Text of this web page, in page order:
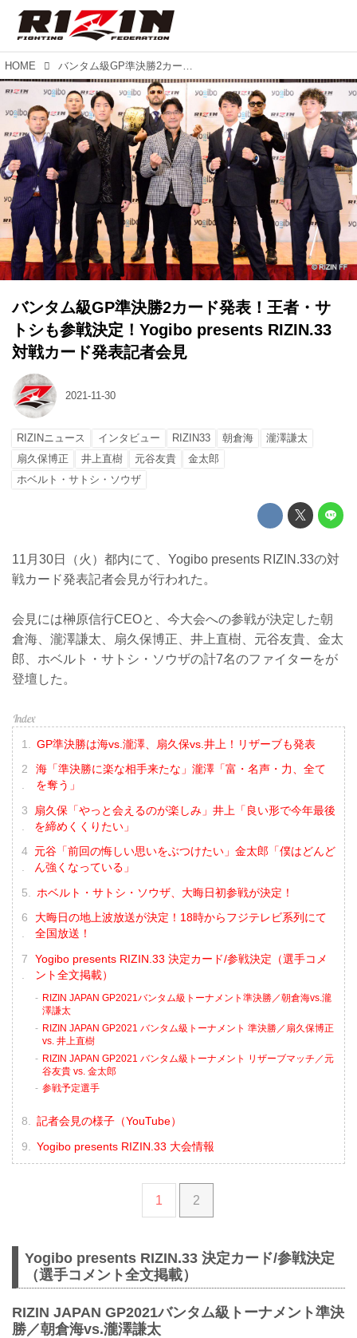
HOME バンタム級GP準決勝2カード発表！王者・サトシも参戦決定！Yogibo presents RIZIN.33 対戦カード発表記者会見
バンタム級GP準決勝2カード発表！王者・サ
トシも参戦決定！Yogibo presents RIZIN.33
対戦カード発表記者会見
2021-11-30
RIZINニュース インタビュー RIZIN33 朝倉海
瀧澤謙太
扇久保博正
井上直樹 元谷友貴
金太郎
ホベルト・サトシ・ソウザ
11月30日（火）都内にて、Yogibo presents RIZIN.33の対
戦カード発表記者会見が行われた。
会見には榊原信行CEOと、今大会への参戦が決定した朝
倉海、瀧澤謙太、扇久保博正、井上直樹、元谷友貴、金太
郎、ホベルト・サトシ・ソウザの計7名のファイターをが
登壇した。
GP準決勝は海vs.瀧澤、扇久保vs.井上！リザーブも発表
海「準決勝に楽な相手来たな」瀧澤「富・名声・力、全て
を奪う」
扇久保「やっと会えるのが楽しみ」井上「良い形で今年最後
を締めくくりたい」
元谷「前回の悔しい思いをぶつけたい」金太郎「僕はどんど
ん強くなっている」
ホベルト・サトシ・ソウザ、大晦日初参戦が決定！
大晦日の地上波放送が決定！18時からフジテレビ系列にて
全国放送！
Yogibo presents RIZIN.33 決定カード/参戦決定（選手コメ
ント全文掲載）
RIZIN JAPAN GP2021バンタム級トーナメント準決勝／朝倉海vs.瀧
澤謙太
RIZIN JAPAN GP2021 バンタム級トーナメント 準決勝／扇久保博正
vs. 井上直樹
RIZIN JAPAN GP2021 バンタム級トーナメント リザーブマッチ／元
谷友貴 vs. 金太郎
参戦予定選手
記者会見の様子（YouTube）
Yogibo presents RIZIN.33 大会情報
1 2
Yogibo presents RIZIN.33 決定カード/参戦決定
（選手コメント全文掲載）
RIZIN JAPAN GP2021バンタム級トーナメント準決
勝／朝倉海vs.瀧澤謙太